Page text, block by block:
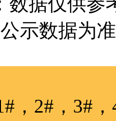
示数据为
，2#，3#